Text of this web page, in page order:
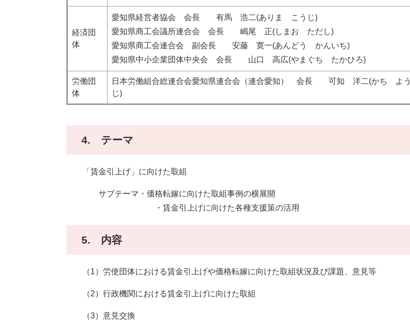
経済団
体
愛知県経営者協会 会長 有馬 浩二(ありま こうじ)
愛知県商工会議所連合会 会長 嶋尾 正(しまお ただし)
愛知県商工会連合会 副会長 安藤 寛一(あんどう かんいち)
愛知県中小企業団体中央会 会長 山口 高広(やまぐち たかひろ)
労働団
体
日本労働組合総連合会愛知県連合会（連合愛知） 会長 可知 洋二(かち よう
じ)
4. テーマ
「賃金引上げ」に向けた取組
サブテーマ・価格転嫁に向けた取組事例の横展開
・賃金引上げに向けた各種支援策の活用
5. 内容
（1）労使団体における賃金引上げや価格転嫁に向けた取組状況及び課題、意見等
（2）行政機関における賃金引上げに向けた取組
（3）意見交換